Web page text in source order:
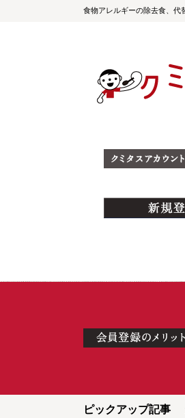
食物アレルギーの除去食、代
ピックアップ記事